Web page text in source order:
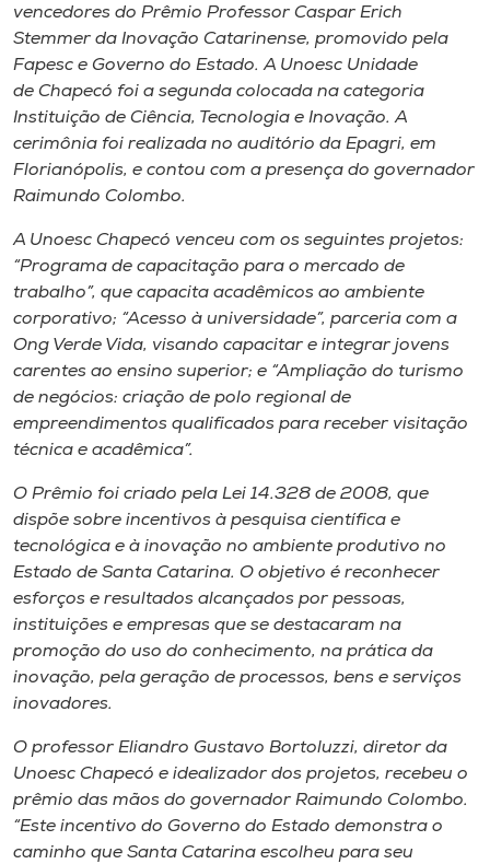
Unoesc
Store
Selecione
o idioma
vencedores do Prêmio Professor Caspar Erich
Stemmer da Inovação Catarinense, promovido pela
Fapesc e Governo do Estado. A Unoesc Unidade
de Chapecó foi a segunda colocada na categoria
Instituição de Ciência, Tecnologia e Inovação. A
cerimônia foi realizada no auditório da Epagri, em
Florianópolis, e contou com a presença do governador
Raimundo Colombo.
A Unoesc Chapecó venceu com os seguintes projetos:
“Programa de capacitação para o mercado de
trabalho”, que capacita acadêmicos ao ambiente
corporativo; “Acesso à universidade”, parceria com a
Ong Verde Vida, visando capacitar e integrar jovens
carentes ao ensino superior; e “Ampliação do turismo
de negócios: criação de polo regional de
empreendimentos qualificados para receber visitação
técnica e acadêmica”.
O Prêmio foi criado pela Lei 14.328 de 2008, que
dispõe sobre incentivos à pesquisa científica e
tecnológica e à inovação no ambiente produtivo no
Estado de Santa Catarina. O objetivo é reconhecer
esforços e resultados alcançados por pessoas,
instituições e empresas que se destacaram na
promoção do uso do conhecimento, na prática da
inovação, pela geração de processos, bens e serviços
inovadores.
O professor Eliandro Gustavo Bortoluzzi, diretor da
Unoesc Chapecó e idealizador dos projetos, recebeu o
prêmio das mãos do governador Raimundo Colombo.
“Este incentivo do Governo do Estado demonstra o
caminho que Santa Catarina escolheu para seu